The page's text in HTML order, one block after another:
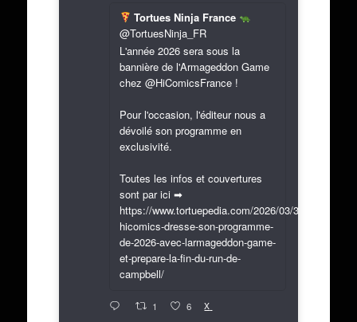
Tortues Ninja France
@TortuesNinja_FR
L'année 2026 sera sous la
bannière de l'Armageddon Game
chez @HiComicsFrance !
Pour l'occasion, l'éditeur nous a
dévoilé son programme en
exclusivité.
Toutes les infos et couvertures
sont par ici ➡
https://www.tortuepedia.com/2026/03/31/exclusif-
hicomics-dresse-son-programme-
de-2026-avec-larmageddon-game-
et-prepare-la-fin-du-run-de-
campbell/
1 6 X